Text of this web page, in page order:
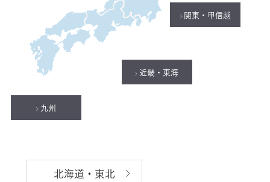
北海道・東北
関東・甲信越
近畿・東海
九州